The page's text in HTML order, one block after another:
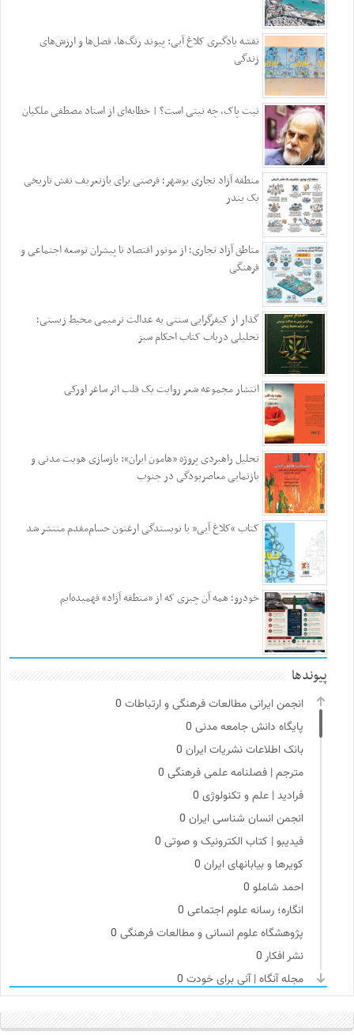
نقشه یادگیری کلاغ آبی: پیوند رنگ‌ها، فصل‌ها و ارزش‌های
زندگی
نیت پاک، چه نیتی است؟ | خطابه‌ای از استاد مصطفی ملکیان
منطقه آزاد تجاری بوشهر؛ فرصتی برای بازتعریف نقش تاریخی
یک بندر
مناطق آزاد تجاری؛ از موتور اقتصاد تا پیشران توسعه اجتماعی و
فرهنگی
گذار از کیفرگرایی سنتی به عدالت ترمیمی محیط‌ زیستی؛
تحلیلی درباب کتاب احکام سبز
انتشار مجموعه شعر روایت یک قلب اثر ساغر اورکی
تحلیل راهبردی پروژه «هامون ایران»: بازسازی هویت مدنی و
بازنمایی معاصربودگی در جنوب
کتاب “کلاغ آبی” با نویسندگی ارغنون حسام‌مقدم منتشر شد
خودرو؛ همه آن چیزی که از «منطقه آزاد» فهمیده‌ایم
پیوندها
انجمن ایرانی مطالعات فرهنگی و ارتباطات
پایگاه دانش جامعه مدنی
بانک اطلاعات نشریات ایران
مترجم | فصلنامه علمی فرهنگی
فرادید | علم و تکنولوژی
انجمن انسان شناسی ایران
فیدیبو | کتاب الکترونیک و صوتی
کویرها و بیابانهای ایران
احمد شاملو
انگاره؛ رسانه علوم اجتماعی
پژوهشگاه علوم انسانی و مطالعات فرهنگی
نشر افکار
مجله آنگاه | آنی برای خودت
انتشارات مروارید0